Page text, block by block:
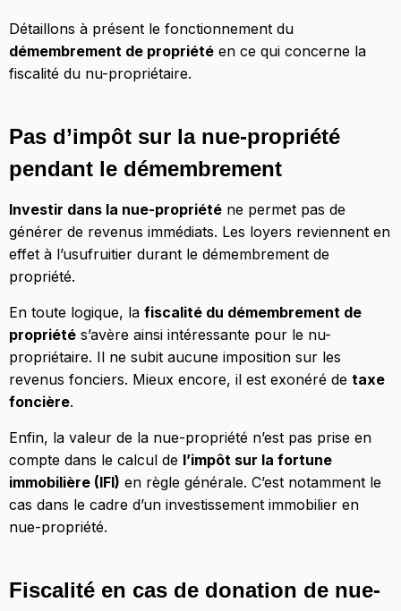
Détaillons à présent le fonctionnement du
démembrement de propriété en ce qui concerne la
fiscalité du nu-propriétaire.
Pas d’impôt sur la nue-propriété
pendant le démembrement
Investir dans la nue-propriété ne permet pas de
générer de revenus immédiats. Les loyers reviennent en
effet à l’usufruitier durant le démembrement de
propriété.
En toute logique, la fiscalité du démembrement de
propriété s’avère ainsi intéressante pour le nu-
propriétaire. Il ne subit aucune imposition sur les
revenus fonciers. Mieux encore, il est exonéré de taxe
foncière.
Enfin, la valeur de la nue-propriété n’est pas prise en
compte dans le calcul de l’impôt sur la fortune
immobilière (IFI) en règle générale. C’est notamment le
cas dans le cadre d’un investissement immobilier en
nue-propriété.
Fiscalité en cas de donation de nue-